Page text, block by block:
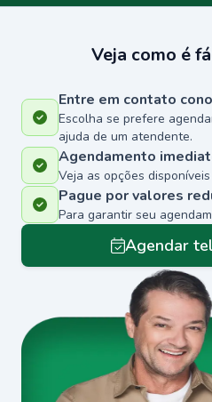
Veja como é
Entre em contato
Escolha se prefere
ajuda de um atendente.
Agendamento
Veja as opções
Pague por valores
Para garantir seu
Agendar